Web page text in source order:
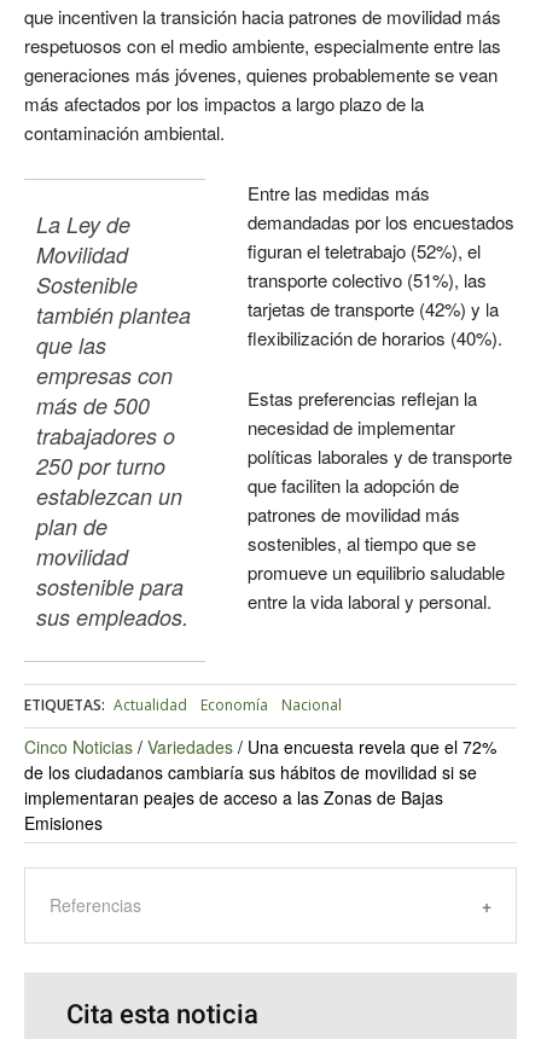
que incentiven la transición hacia patrones de movilidad más
respetuosos con el medio ambiente, especialmente entre las
generaciones más jóvenes, quienes probablemente se vean
más afectados por los impactos a largo plazo de la
contaminación ambiental.
La Ley de
Movilidad
Sostenible
también plantea
que las
empresas con
más de 500
trabajadores o
250 por turno
establezcan un
plan de
movilidad
sostenible para
sus empleados.
Entre las medidas más
demandadas por los encuestados
figuran el teletrabajo (52%), el
transporte colectivo (51%), las
tarjetas de transporte (42%) y la
flexibilización de horarios (40%).
Estas preferencias reflejan la
necesidad de implementar
políticas laborales y de transporte
que faciliten la adopción de
patrones de movilidad más
sostenibles, al tiempo que se
promueve un equilibrio saludable
entre la vida laboral y personal.
ETIQUETAS: Actualidad Economía Nacional
Cinco Noticias / Variedades / Una encuesta revela que el 72%
de los ciudadanos cambiaría sus hábitos de movilidad si se
implementaran peajes de acceso a las Zonas de Bajas
Emisiones
Referencias
Cita esta noticia